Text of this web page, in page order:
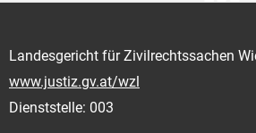
Landesgericht für Zivilrechtssachen
www.justiz.gv.at/wzl
Dienststelle: 003